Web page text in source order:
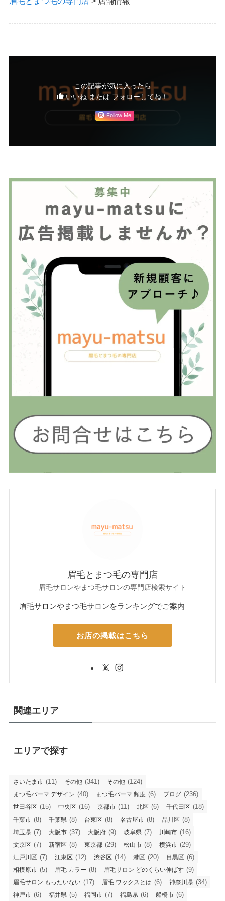
この記事が気に入ったら
いいね または フォローしてね！
Follow Me
眉毛とまつ毛の専門店
眉毛サロンやまつ毛サロンの専門店検索サイト
眉毛サロンやまつ毛サロンをランキングでご案内
お店の掲載はこちら
関連エリア
エリアで探す
さいたま市 (11) その他 (341) その他 (124)
まつ毛パーマ デザイン (40) まつ毛パーマ 頻度 (6) ブログ (236)
世田谷区 (15) 中央区 (16) 京都市 (11) 北区 (6) 千代田区 (18)
千葉市 (8) 千葉県 (8) 台東区 (8) 名古屋市 (8) 品川区 (8)
埼玉県 (7) 大阪市 (37) 大阪府 (9) 岐阜県 (7) 川崎市 (16)
文京区 (7) 新宿区 (8) 東京都 (29) 松山市 (8) 横浜市 (29)
江戸川区 (7) 江東区 (12) 渋谷区 (14) 港区 (20) 目黒区 (6)
相模原市 (5) 眉毛 カラー (8) 眉毛サロン どのくらい伸ばす (9)
眉毛サロン もったいない (17) 眉毛 ワックスとは (6) 神奈川県 (34)
神戸市 (6) 福井県 (5) 福岡市 (7) 福島県 (6) 船橋市 (6)